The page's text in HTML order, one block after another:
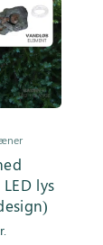
lys